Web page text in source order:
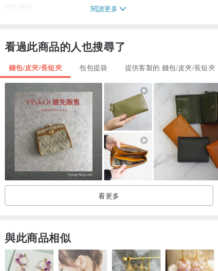
・紋理納帕皮革（真皮）
・光滑納帕皮革（真皮）
閱讀更多
看過此商品的人也搜尋了
錢包/皮夾/長短夾 包包提袋 提供客製的 錢包/皮夾/長短夾
看更多
與此商品相似